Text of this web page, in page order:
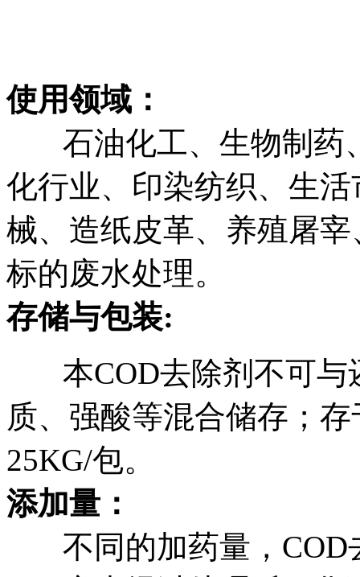
使用领域：
石油化工、生物制药
化行业、印染纺织、生
械、造纸皮革、养殖屠
标的废水处理。
存储与包装:
本COD去除剂不可与
质、强酸等混合储存；
25KG/包。
添加量：
不同的加药量，COD